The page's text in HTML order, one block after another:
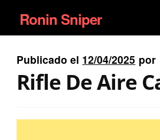
Ir
a
la
navegación
Ir
al
contenido
Ronin Sniper
EQUIPAMIENTO ÉLITE
Publicado el 12/04/2025 por
Rifle De Aire